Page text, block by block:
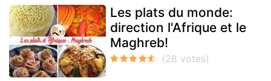
Les plats du monde:
direction l'Afrique et le
Maghreb!